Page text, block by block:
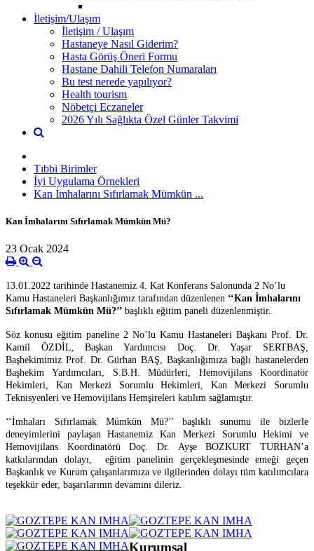
İletişim/Ulaşım
İletişim / Ulaşım
Hastaneye Nasıl Giderim?
Hasta Görüş Öneri Formu
Hastane Dahili Telefon Numaraları
Bu test nerede yapılıyor?
Health tourism
Nöbetçi Eczaneler
2026 Yılı Sağlıkta Özel Günler Takvimi
Tıbbi Birimler
İyi Uygulama Örnekleri
Kan İmhalarını Sıfırlamak Mümkün ...
Kan İmhalarını Sıfırlamak Mümkün Mü?
23 Ocak 2024
13.01.2022 tarihinde Hastanemiz 4. Kat Konferans Salonunda 2 No’lu
Kamu Hastaneleri Başkanlığımız tarafından düzenlenen ‘‘Kan İmhalarını
Sıfırlamak Mümkün Mü?’’ başlıklı eğitim paneli düzenlenmiştir.
Söz konusu eğitim paneline 2 No’lu Kamu Hastaneleri Başkanı Prof. Dr.
Kamil ÖZDİL, Başkan Yardımcısı Doç. Dr. Yaşar SERTBAŞ,
Başhekimimiz Prof. Dr. Gürhan BAŞ, Başkanlığımıza bağlı hastanelerden
Başhekim Yardımcıları, S.B.H. Müdürleri, Hemovijilans Koordinatör
Hekimleri, Kan Merkezi Sorumlu Hekimleri, Kan Merkezi Sorumlu
Teknisyenleri ve Hemovijilans Hemşireleri katılım sağlamıştır.
‘‘İmhaları Sıfırlamak Mümkün Mü?’’ başlıklı sunumu ile bizlerle
deneyimlerini paylaşan Hastanemiz Kan Merkezi Sorumlu Hekimi ve
Hemovijilans Koordinatörü Doç. Dr. Ayşe BOZKURT TURHAN’a
katkılarından dolayı, eğitim panelinin gerçekleşmesinde emeği geçen
Başkanlık ve Kurum çalışanlarımıza ve ilgilerinden dolayı tüm katılımcılara
teşekkür eder, başarılarının devamını dileriz.
Kurumsal